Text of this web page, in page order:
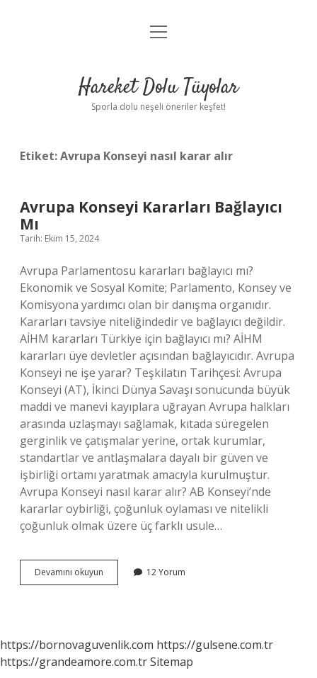
Anasayfa
Yasal Uyarı
menüyü
Hareket Dolu Tüyolar
Sporla dolu neşeli öneriler keşfet!
Etiket:Avrupa Konseyi nasıl karar alır
Avrupa Konseyi Kararları Bağlayıcı
Mı
Tarih: Ekim 15, 2024
Avrupa Parlamentosu kararları bağlayıcı mı?
Ekonomik ve Sosyal Komite; Parlamento, Konsey ve
Komisyona yardımcı olan bir danışma organıdır.
Kararları tavsiye niteliğindedir ve bağlayıcı değildir.
AİHM kararları Türkiye için bağlayıcı mı? AİHM
kararları üye devletler açısından bağlayıcıdır. Avrupa
Konseyi ne işe yarar? Teşkilatın Tarihçesi: Avrupa
Konseyi (AT), İkinci Dünya Savaşı sonucunda büyük
maddi ve manevi kayıplara uğrayan Avrupa halkları
arasında uzlaşmayı sağlamak, kıtada süregelen
gerginlik ve çatışmalar yerine, ortak kurumlar,
standartlar ve antlaşmalara dayalı bir güven ve
işbirliği ortamı yaratmak amacıyla kurulmuştur.
Avrupa Konseyi nasıl karar alır? AB Konseyi’nde
kararlar oybirliği, çoğunluk oylaması ve nitelikli
çoğunluk olmak üzere üç farklı usule…
Devamını okuyun
Konseyi
12 Yorum
https://bornovaguvenlik.com https://gulsene.com.tr
https://grandeamore.com.trSitemap